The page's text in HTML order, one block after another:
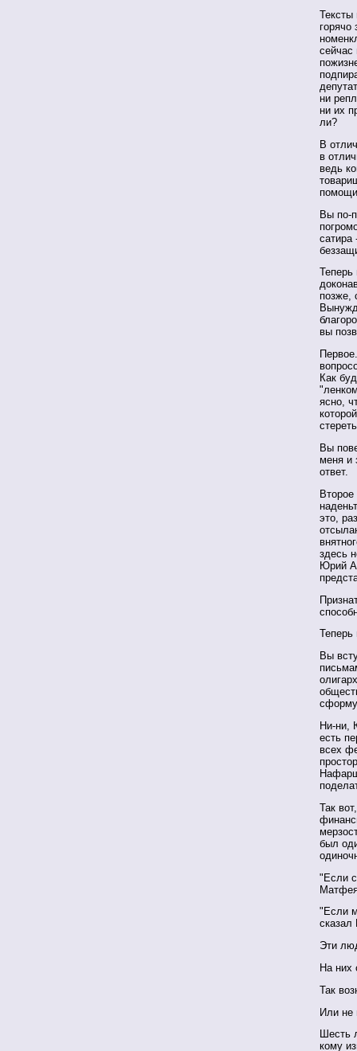
Тексты
ни
ни их
ли?
В
в
ведь
Вы по-
сатира
Теперь
позже,
вы
Как
ясно,
Вы
меня и
ответ.
это,
здесь
Юрий
Теперь
Вы
Ни-ни,
есть
всех
Так
был
"Если
"Если
Эти
На них
Так
Или не
Шесть
кому